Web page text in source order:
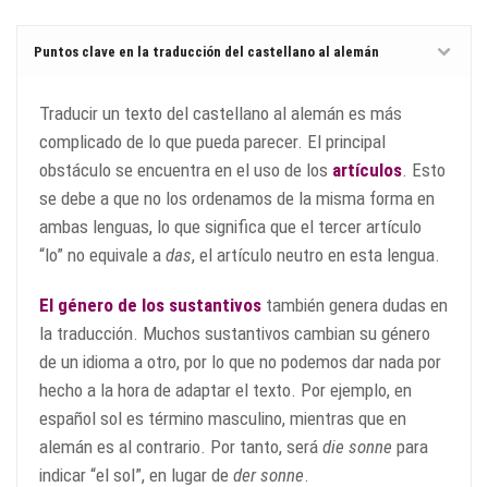
Puntos clave en la traducción del castellano al alemán
Traducir un texto del castellano al alemán es más
complicado de lo que pueda parecer. El principal
obstáculo se encuentra en el uso de los artículos . Esto
se debe a que no los ordenamos de la misma forma en
ambas lenguas, lo que significa que el tercer artículo
“lo” no equivale a das, el artículo neutro en esta lengua.
El género de los sustantivos también genera dudas en
la traducción. Muchos sustantivos cambian su género
de un idioma a otro, por lo que no podemos dar nada por
hecho a la hora de adaptar el texto. Por ejemplo, en
español sol es término masculino, mientras que en
alemán es al contrario. Por tanto, será die sonne para
indicar “el sol”, en lugar de der sonne